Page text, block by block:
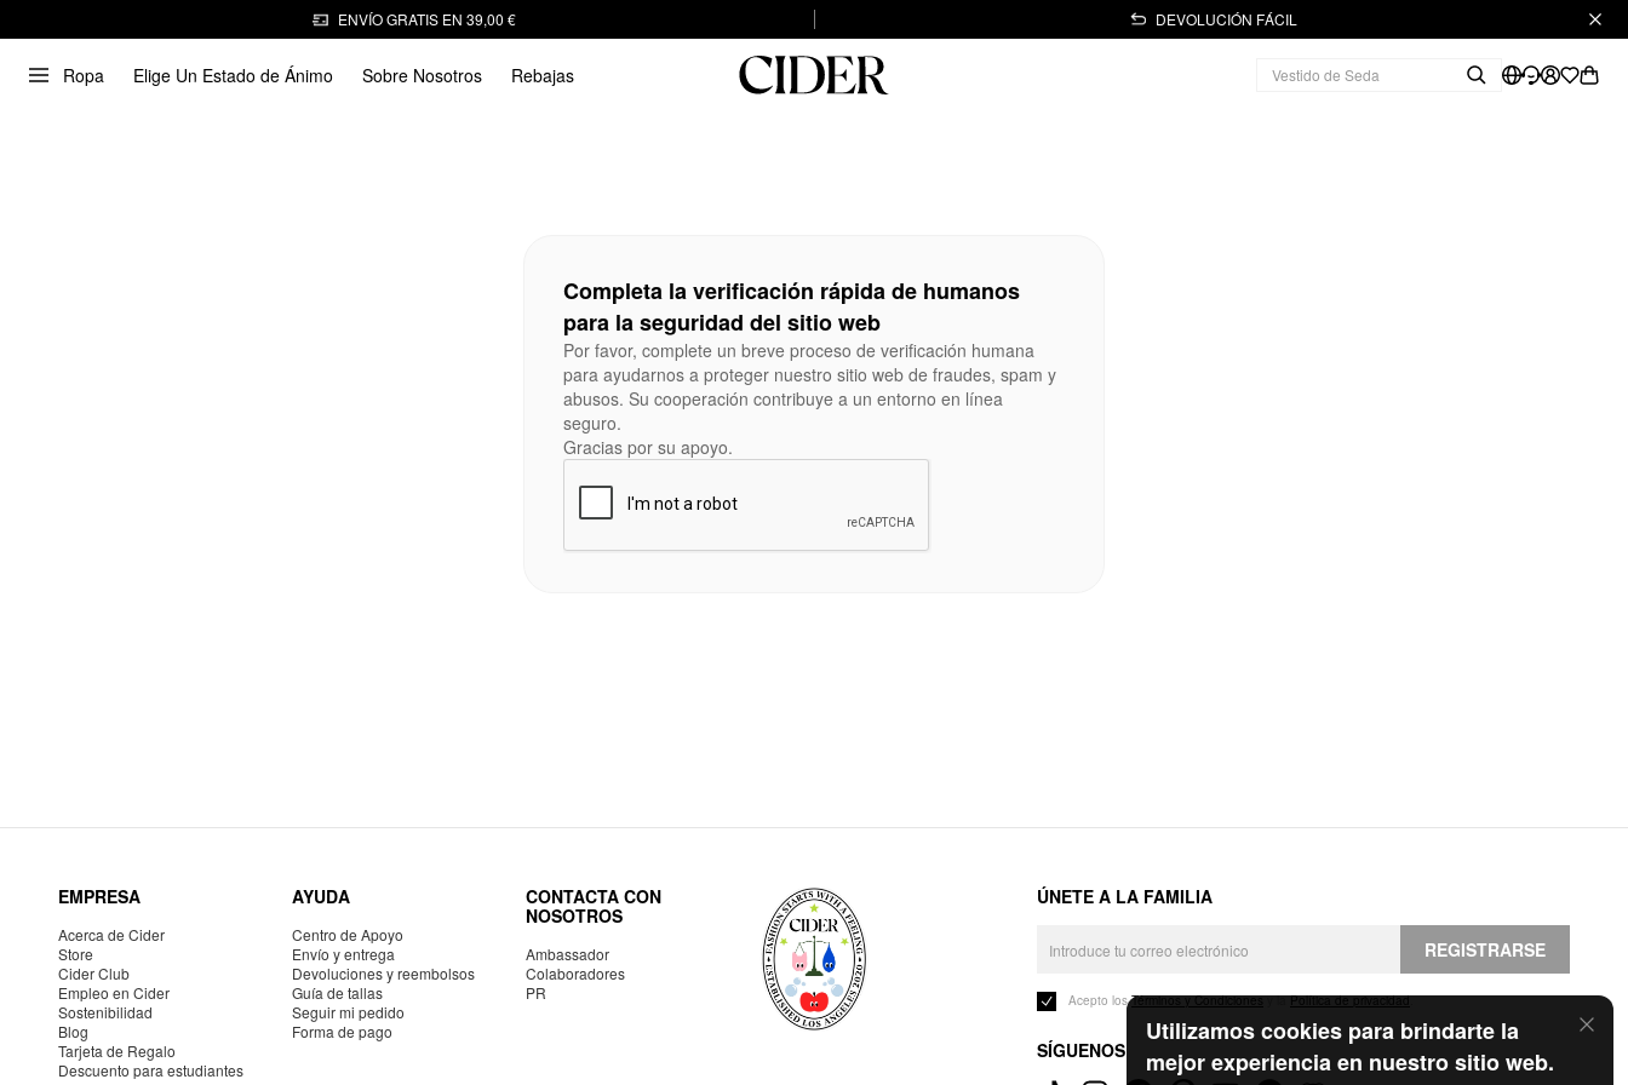
ENVÍO GRATIS EN 39,00 € DEVOLUCIÓN FÁCIL
Ropa Elige Un Estado de Ánimo Sobre Nosotros Rebajas
Utilizamos cookies para brindarte la
mejor experiencia en nuestro sitio web.
Completa la verificación rápida de humanos
para la seguridad del sitio web
Por favor, complete un breve proceso de verificación humana
para ayudarnos a proteger nuestro sitio web de fraudes, spam y
abusos. Su cooperación contribuye a un entorno en línea
seguro.
Gracias por su apoyo.
EMPRESA
Acerca de Cider
Store
Cider Club
Empleo en Cider
Sostenibilidad
Blog
Tarjeta de Regalo
Descuento para estudiantes
AYUDA
Centro de Apoyo
Envío y entrega
Devoluciones y reembolsos
Guía de tallas
Seguir mi pedido
Forma de pago
CONTACTA CON
NOSOTROS
Ambassador
Colaboradores
PR
ÚNETE A LA FAMILIA
REGISTRARSE
Acepto losTérminos y Condicionesy laPolítica de privacidad.
SÍGUENOS